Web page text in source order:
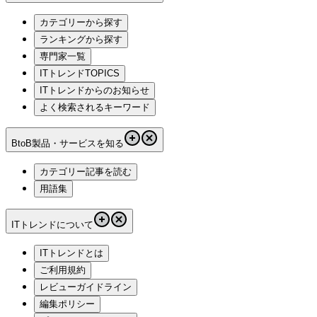
カテゴリーから探す
ランキングから探す
専門家一覧
ITトレンドTOPICS
ITトレンドからのお知らせ
よく検索されるキーワード
BtoB製品・サービスを知る
カテゴリー記事を読む
用語集
ITトレンドについて
ITトレンドとは
ご利用規約
レビューガイドライン
編集ポリシー